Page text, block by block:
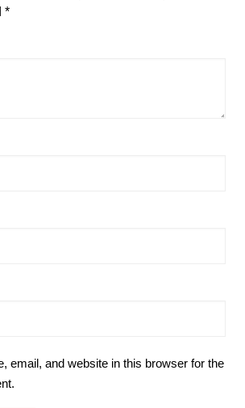
*
email, and website in this browser for the